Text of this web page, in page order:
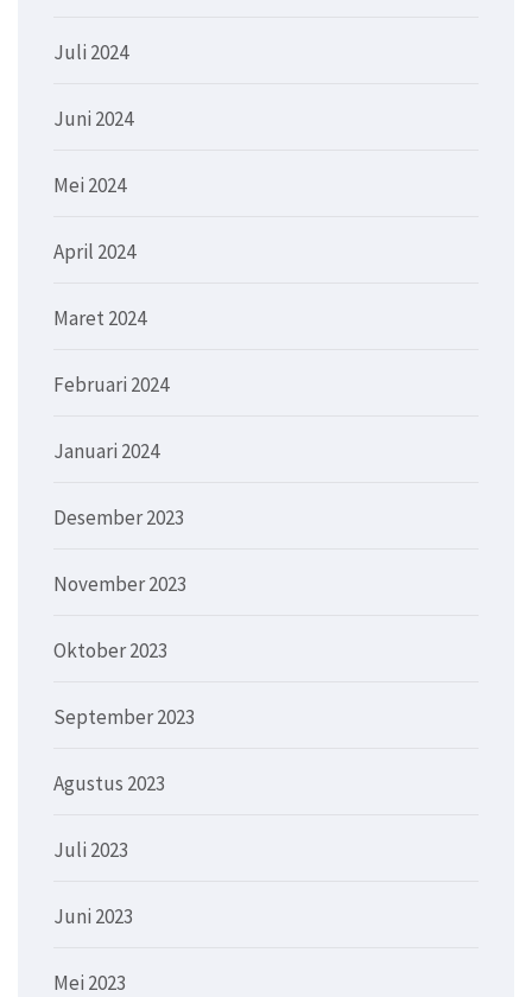
Juli 2024
Juni 2024
Mei 2024
April 2024
Maret 2024
Februari 2024
Januari 2024
Desember 2023
November 2023
Oktober 2023
September 2023
Agustus 2023
Juli 2023
Juni 2023
Mei 2023